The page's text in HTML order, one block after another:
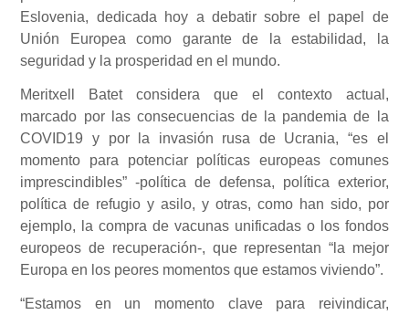
Eslovenia, dedicada hoy a debatir sobre el papel de
Unión Europea como garante de la estabilidad, la
seguridad y la prosperidad en el mundo.
Meritxell Batet considera que el contexto actual,
marcado por las consecuencias de la pandemia de la
COVID19 y por la invasión rusa de Ucrania, “es el
momento para potenciar políticas europeas comunes
imprescindibles” -política de defensa, política exterior,
política de refugio y asilo, y otras, como han sido, por
ejemplo, la compra de vacunas unificadas o los fondos
europeos de recuperación-, que representan “la mejor
Europa en los peores momentos que estamos viviendo”.
“Estamos en un momento clave para reivindicar,